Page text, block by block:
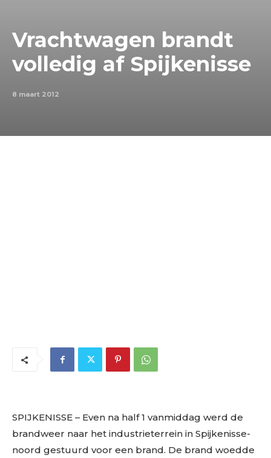
Vrachtwagen brandt
volledig af Spijkenisse
8 maart 2012
SPIJKENISSE – Even na half 1 vanmiddag werd de
brandweer naar het industrieterrein in Spijkenisse-
noord gestuurd voor een brand. De brand woedde